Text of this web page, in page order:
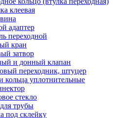
клеевая
адаптер
переходной
кран
затвор
и донный клапан
переходник, штуцер
кольца уплотнительные
стекло
трубы
под склейку